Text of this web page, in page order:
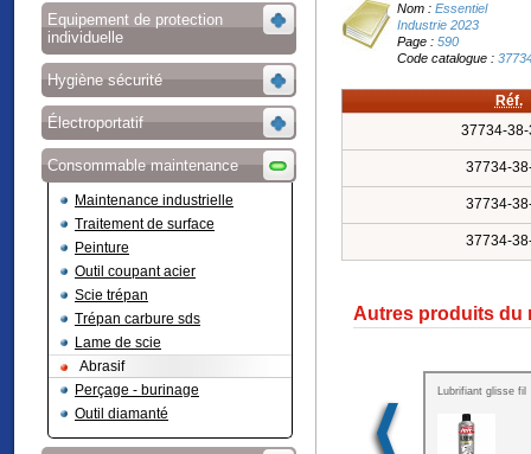
Equipement de protection
individuelle
Hygiène sécurité
Électroportatif
Consommable maintenance
Maintenance industrielle
Traitement de surface
Peinture
Outil coupant acier
Scie trépan
Trépan carbure sds
Lame de scie
Abrasif
Perçage - burinage
Outil diamanté
Nom :Essentiel
Industrie 2023
Page :590
Code catalogue :
Réf.
37734-
37734-
37734-
37734-
Autres produits du
Lubrifiant glisse fil